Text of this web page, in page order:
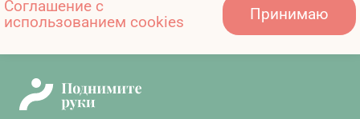
Jafari L, Akhter N. Heart failure prevention
and monitoring strategies in HER2-positive
breast cancer: a narrative review. Breast
11607081/onco/web/03.26/0
плечевого сустава
Соглашение с
использованием cookies
Принимаю